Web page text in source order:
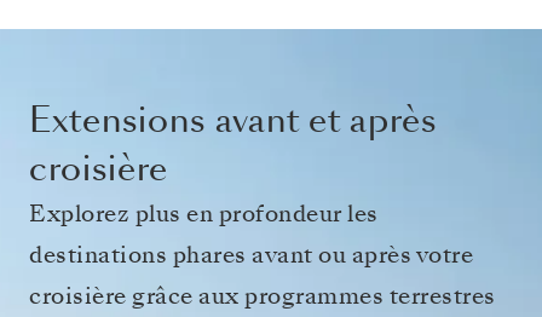
Extensions avant et après
croisière
Explorez plus en profondeur les
destinations phares avant ou après votre
croisière grâce aux programmes terrestres